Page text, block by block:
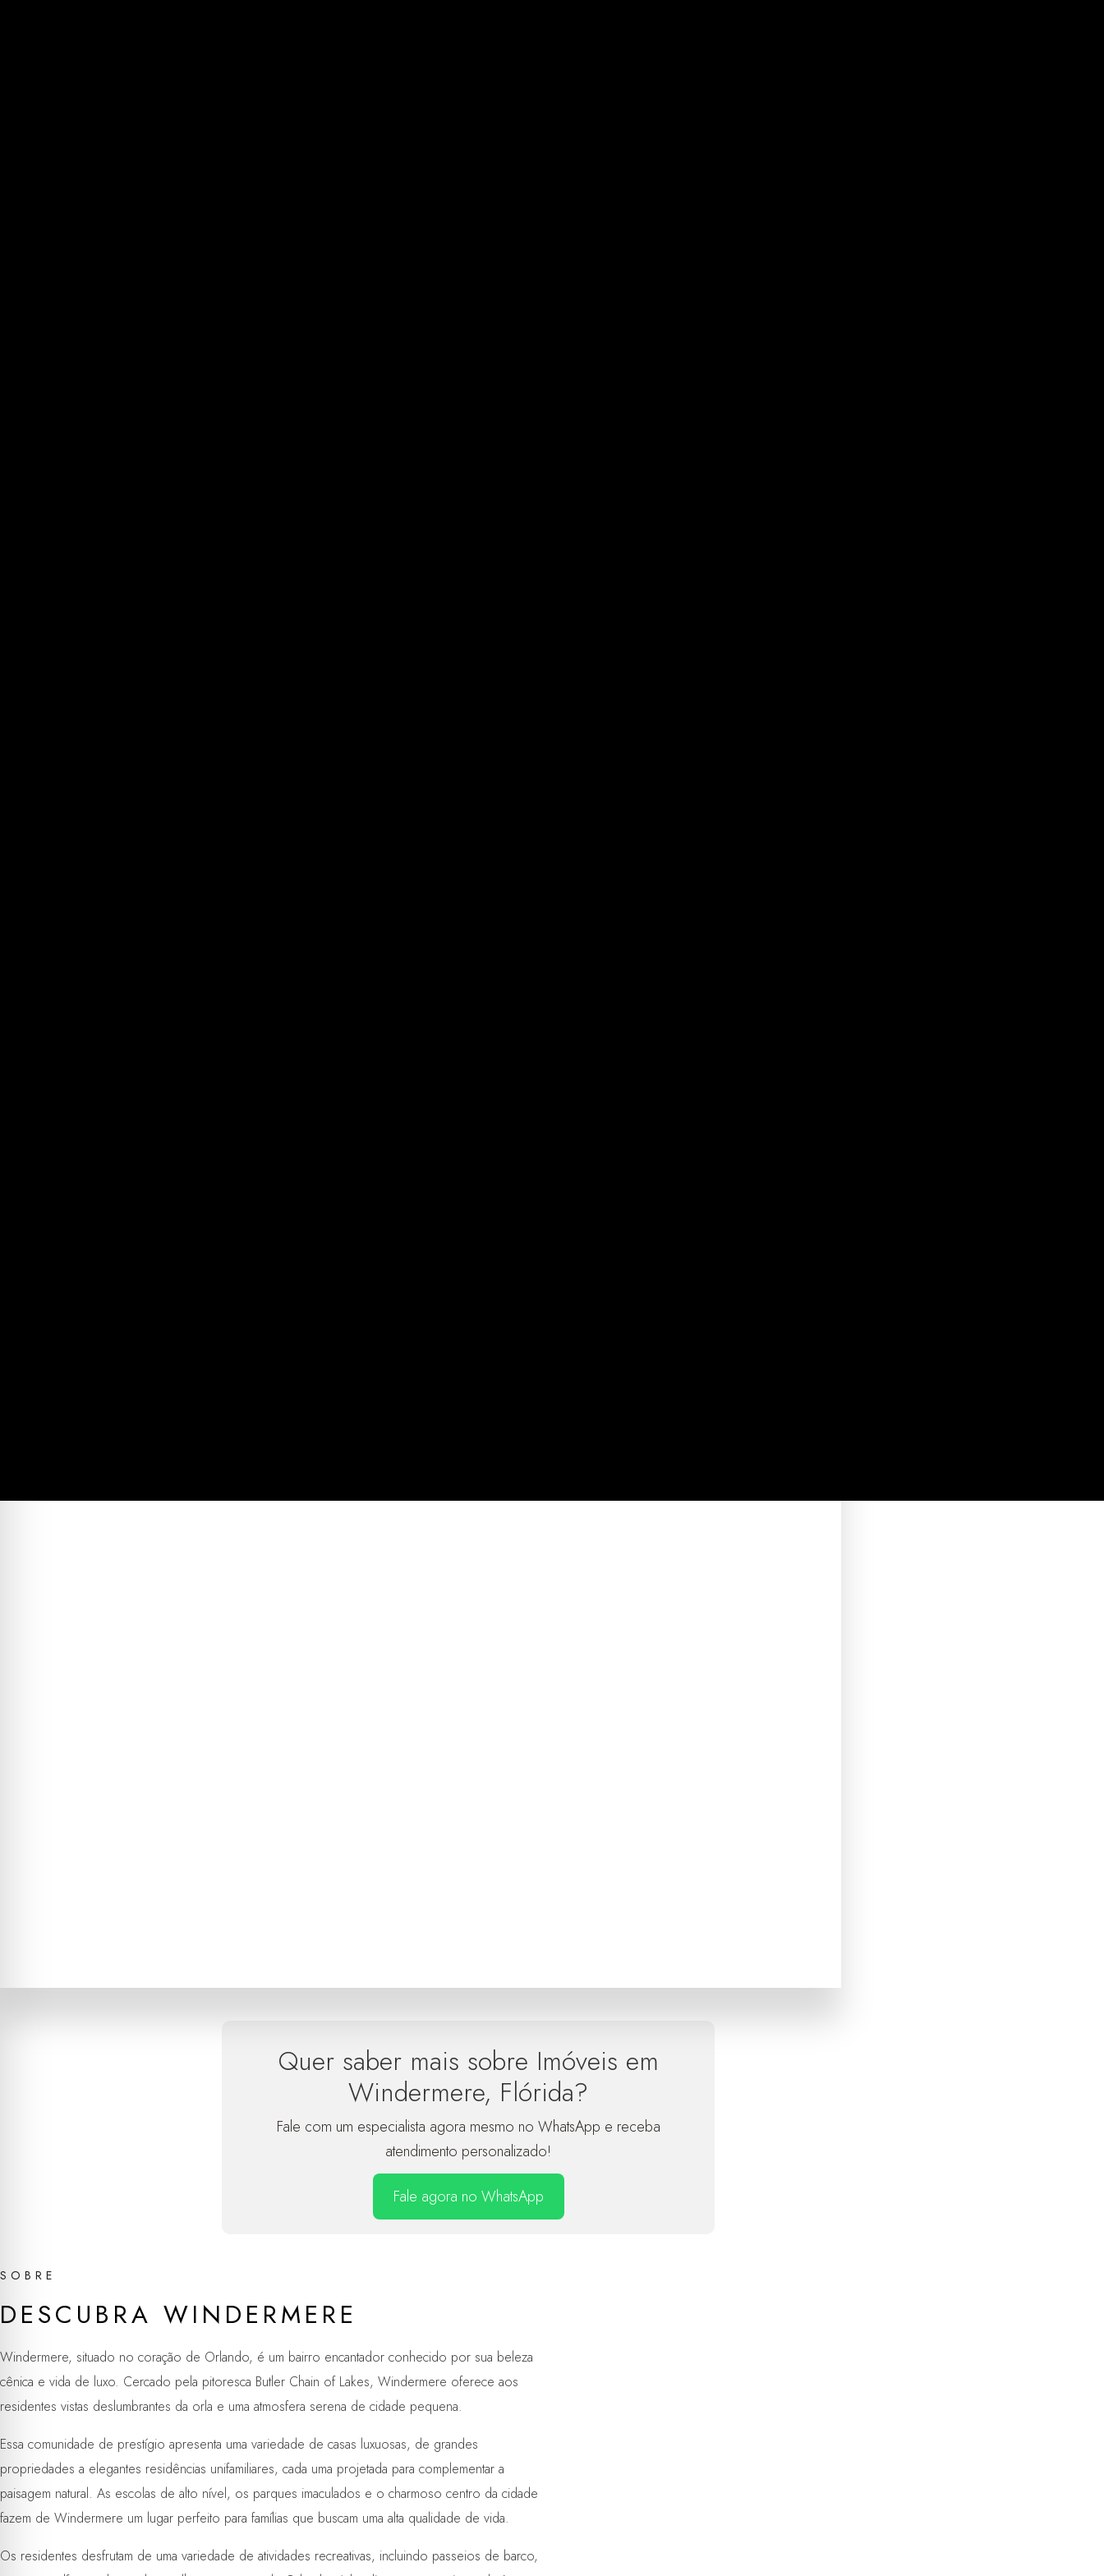
Quer saber mais sobre Imóveis em
Windermere, Flórida?
Fale com um especialista agora mesmo no WhatsApp e receba
atendimento personalizado!
Fale agora no WhatsApp
SOBRE
DESCUBRA WINDERMERE
Windermere, situado no coração de Orlando, é um bairro encantador conhecido por sua beleza
cênica e vida de luxo. Cercado pela pitoresca Butler Chain of Lakes, Windermere oferece aos
residentes vistas deslumbrantes da orla e uma atmosfera serena de cidade pequena.
Essa comunidade de prestígio apresenta uma variedade de casas luxuosas, de grandes
propriedades a elegantes residências unifamiliares, cada uma projetada para complementar a
paisagem natural. As escolas de alto nível, os parques imaculados e o charmoso centro da cidade
fazem de Windermere um lugar perfeito para famílias que buscam uma alta qualidade de vida.
Os residentes desfrutam de uma variedade de atividades recreativas, incluindo passeios de barco,